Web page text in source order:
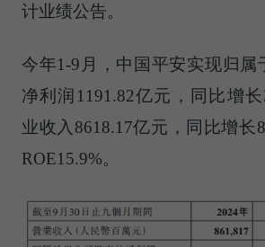
计业绩公告。
今年1-9月，中国平安实现归属
净利润1191.82亿元，同比增
业收入8618.17亿元，同比增长
ROE15.9%。